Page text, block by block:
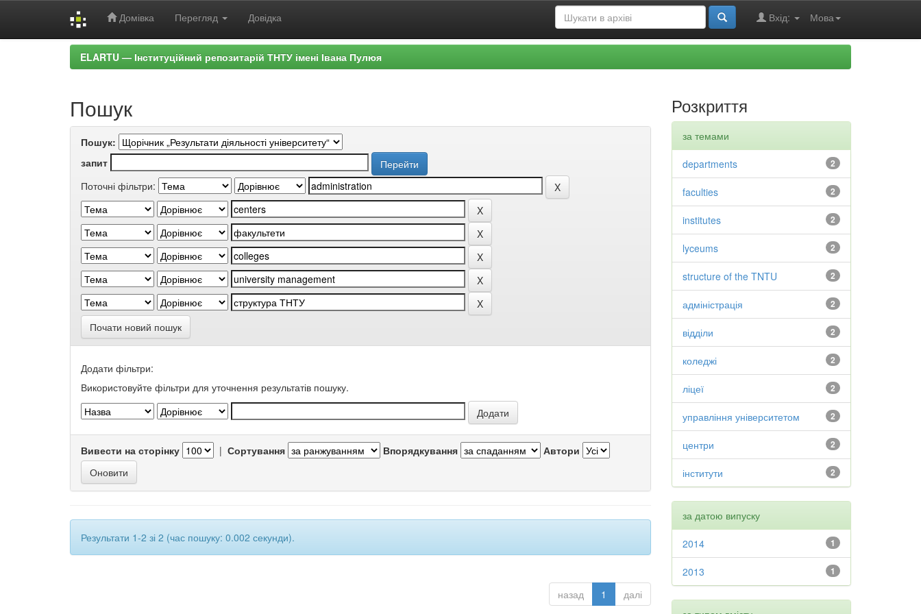
Домівка Перегляд Довідка Мова
Вхід:
ELARTU — Інституційний репозитарій ТНТУ імені Івана Пулюя
Пошук
Пошук:
запит
Поточні фільтри:
Почати новий пошук
Додати фільтри:
Використовуйте фільтри для уточнення результатів пошуку.
Вивести на сторінку | Сортування Впорядкування Автори
Результати 1-2 зі 2 (час пошуку: 0.002 секунди).
назад 1 далі
Розкриття
за темами
2
departments
2
faculties
2
institutes
2
lyceums
2
structure of the TNTU
2
адміністрація
2
відділи
2
коледжі
2
ліцеї
2
управління університетом
2
центри
2
інститути
за датою випуску
1
2014
1
2013